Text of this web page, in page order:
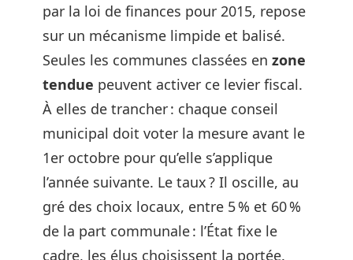
par la loi de finances pour 2015, repose
sur un mécanisme limpide et balisé.
Seules les communes classées en zone
tendue peuvent activer ce levier fiscal.
À elles de trancher : chaque conseil
municipal doit voter la mesure avant le
1er octobre pour qu’elle s’applique
l’année suivante. Le taux ? Il oscille, au
gré des choix locaux, entre 5 % et 60 %
de la part communale : l’État fixe le
cadre, les élus choisissent la portée.